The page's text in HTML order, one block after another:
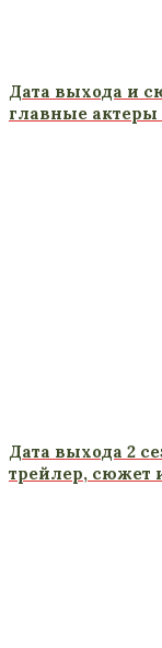
Дата выхода и
главные актеры
Дата выхода 2
трейлер, сюжет